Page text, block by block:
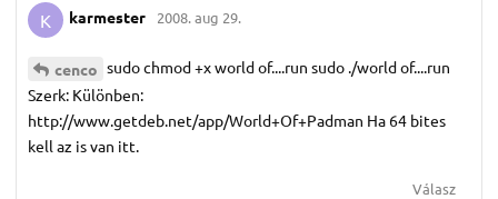
K karmester 2008. aug 29.
cenco sudo chmod +x world of....run sudo ./world of....run
Szerk: Különben:
http://www.getdeb.net/app/World+Of+Padman Ha 64 bites
kell az is van itt.
Válasz